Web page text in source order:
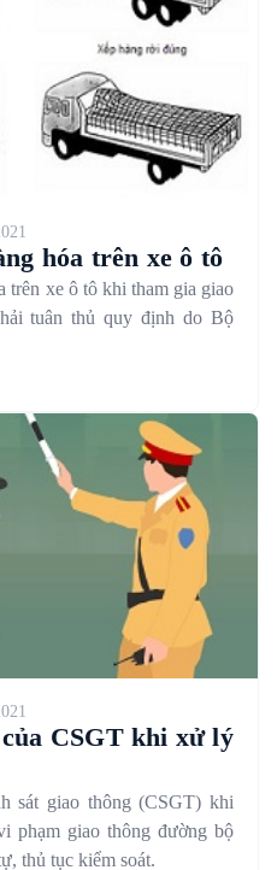
hóa trên xe ô tô
trên xe ô tô khi tham gia giao
tuân thủ quy định do Bộ
CSGT khi xử lý
sát giao thông (CSGT) khi
phạm giao thông đường bộ
thủ tục kiểm soát.